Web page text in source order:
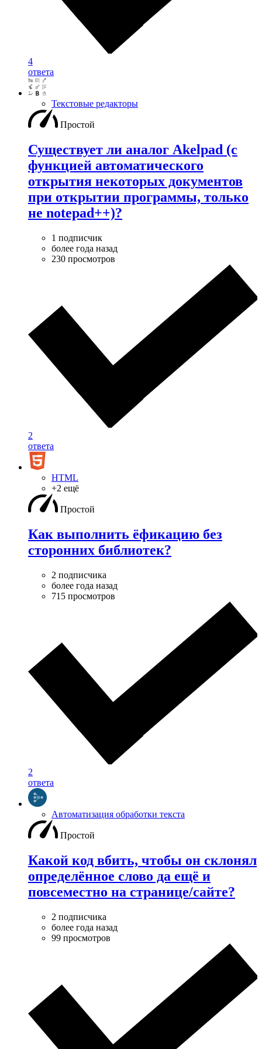
4
ответа
Текстовые редакторы
Простой
Существует ли аналог Akelpad (с
функцией автоматического
открытия некоторых документов
при открытии программы, только
не notepad++)?
1 подписчик
более года назад
230 просмотров
2
ответа
HTML
+2 ещё
Простой
Как выполнить ëфикацию без
сторонних библиотек?
2 подписчика
более года назад
715 просмотров
2
ответа
Автоматизация обработки текста
Простой
Какой код вбить, чтобы он склонял
определëнное слово да ещë и
повсеместно на странице/сайте?
2 подписчика
более года назад
99 просмотров